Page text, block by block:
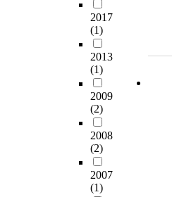
2017
(1)
2013
(1)
2009
(2)
2008
(2)
2007
(1)